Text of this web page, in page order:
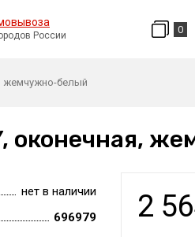
России
0
жемчужно-белый
оконечная,
2
нет в наличии
696979